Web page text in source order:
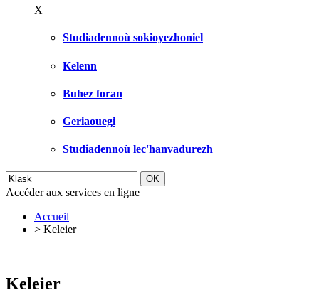
X
Studiadennoù sokioyezhoniel
Kelenn
Buhez foran
Geriaouegi
Studiadennoù lec'hanvadurezh
Accéder aux services en ligne
Accueil
> Keleier
Keleier